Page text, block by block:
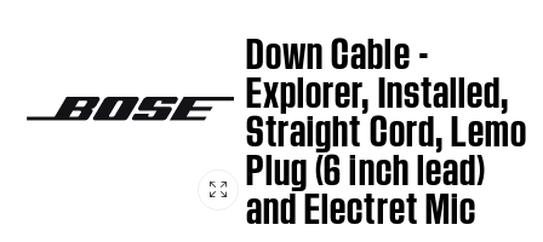
Down Cable -
Explorer, Installed,
Straight Cord, Lemo
Plug (6 inch lead)
and Electret Mic